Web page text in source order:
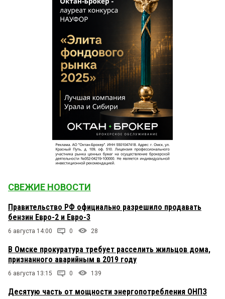
СВЕЖИЕ НОВОСТИ
Правительство РФ официально разрешило продавать
бензин Евро-2 и Евро-3
6 августа 14:00 0 28
В Омске прокуратура требует расселить жильцов дома,
признанного аварийным в 2019 году
6 августа 13:15 0 139
Десятую часть от мощности энергопотребления ОНПЗ